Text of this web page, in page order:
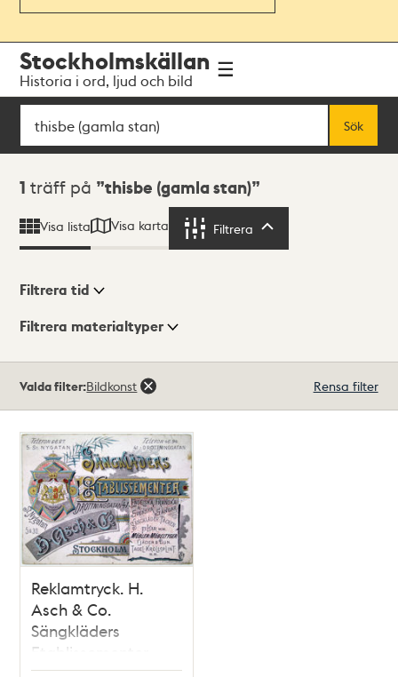
navigationen
huvudinnehållet
Stockholmskällan
Historia i ord, ljud och bild
Sök
Sök
Sökresultat
1 träff på thisbe (gamla stan)
Visa lista Visa karta Filtrera
Visningsläge
Filtrera tid
Filtrera materialtyper
träffar
Valda filter:Bildkonst Rensa filter
Reklamtryck. H.
Asch & Co.
Sängkläders
Etablissementer